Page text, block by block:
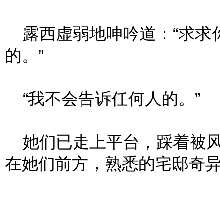
露西虚弱地呻吟道：“求求
的。”
“我不会告诉任何人的。”
她们已走上平台，踩着被
在她们前方，熟悉的宅邸奇